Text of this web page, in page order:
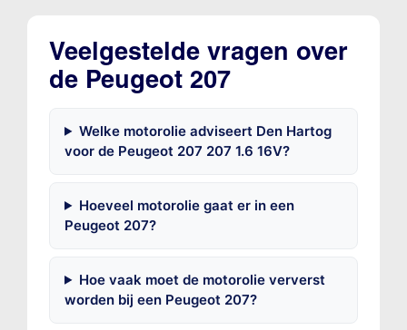
Veelgestelde vragen over
de Peugeot 207
Welke motorolie adviseert Den Hartog
voor de Peugeot 207 207 1.6 16V?
Hoeveel motorolie gaat er in een
Peugeot 207?
Hoe vaak moet de motorolie ververst
worden bij een Peugeot 207?